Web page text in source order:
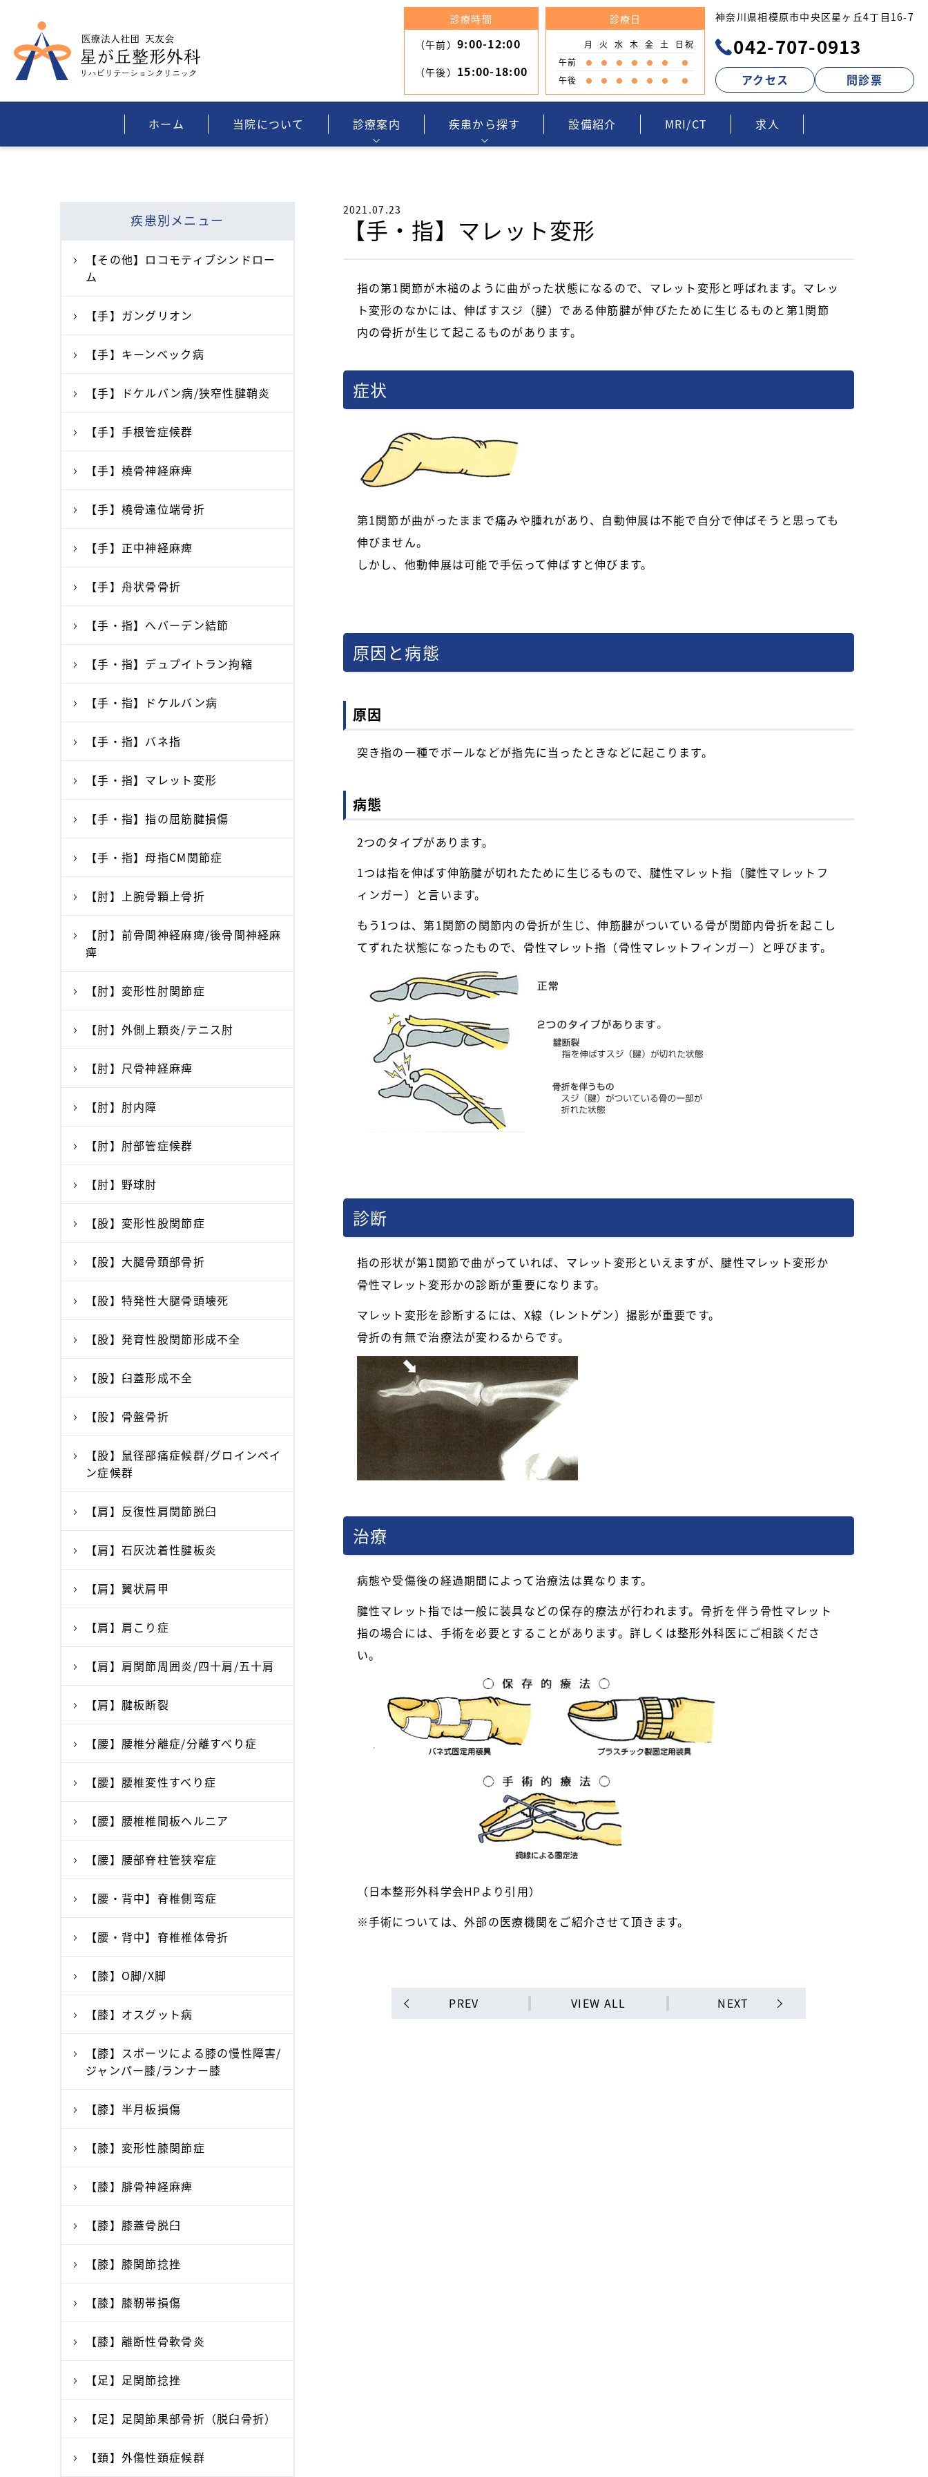
診療時間
（午前）9:00-12:00
（午後） 15:00-18:00
診療日
月 火 水 木 金 土
日祝
午前
午後
神奈川県相模原市中央区星ヶ丘4丁目16-7
042-707-0913
アクセス 問診票
ホーム 当院について 診療案内 疾患から探す 設備紹介 MRI/CT 求人
2021.07.23
【手・指】マレット変形
指の第1関節が木槌のように曲がった状態になるので、マレット変形と呼ばれます。マレッ
ト変形のなかには、伸ばすスジ（腱）である伸筋腱が伸びたために生じるものと第1関節
内の骨折が生じて起こるものがあります。
症状
第1関節が曲がったままで痛みや腫れがあり、自動伸展は不能で自分で伸ばそうと思っても
伸びません。
しかし、他動伸展は可能で手伝って伸ばすと伸びます。
原因と病態
原因
突き指の一種でボールなどが指先に当ったときなどに起こります。
病態
2つのタイプがあります。
1つは指を伸ばす伸筋腱が切れたために生じるもので、腱性マレット指（腱性マレットフ
ィンガー）と言います。
もう1つは、第1関節の関節内の骨折が生じ、伸筋腱がついている骨が関節内骨折を起こし
てずれた状態になったもので、骨性マレット指（骨性マレットフィンガー）と呼びます。
診断
指の形状が第1関節で曲がっていれば、マレット変形といえますが、腱性マレット変形か
骨性マレット変形かの診断が重要になります。
マレット変形を診断するには、X線（レントゲン）撮影が重要です。
骨折の有無で治療法が変わるからです。
治療
病態や受傷後の経過期間によって治療法は異なります。
腱性マレット指では一般に装具などの保存的療法が行われます。骨折を伴う骨性マレット
指の場合には、手術を必要とすることがあります。詳しくは整形外科医にご相談くださ
い。
（日本整形外科学会HPより引用）
※手術については、外部の医療機関をご紹介させて頂きます。
PREV VIEW ALL NEXT
疾患別メニュー
【その他】ロコモティブシンドロー
ム
【手】ガングリオン
【手】キーンベック病
【手】ドケルバン病/狭窄性腱鞘炎
【手】手根管症候群
【手】橈骨神経麻痺
【手】橈骨遠位端骨折
【手】正中神経麻痺
【手】舟状骨骨折
【手・指】へバーデン結節
【手・指】デュプイトラン拘縮
【手・指】ドケルバン病
【手・指】バネ指
【手・指】マレット変形
【手・指】指の屈筋腱損傷
【手・指】母指CM関節症
【肘】上腕骨顆上骨折
【肘】前骨間神経麻痺/後骨間神経麻
痺
【肘】変形性肘関節症
【肘】外側上顆炎/テニス肘
【肘】尺骨神経麻痺
【肘】肘内障
【肘】肘部管症候群
【肘】野球肘
【股】変形性股関節症
【股】大腿骨頚部骨折
【股】特発性大腿骨頭壊死
【股】発育性股関節形成不全
【股】臼蓋形成不全
【股】骨盤骨折
【股】鼠径部痛症候群/グロインペイ
ン症候群
【肩】反復性肩関節脱臼
【肩】石灰沈着性腱板炎
【肩】翼状肩甲
【肩】肩こり症
【肩】肩関節周囲炎/四十肩/五十肩
【肩】腱板断裂
【腰】腰椎分離症/分離すべり症
【腰】腰椎変性すべり症
【腰】腰椎椎間板ヘルニア
【腰】腰部脊柱管狭窄症
【腰・背中】脊椎側弯症
【腰・背中】脊椎椎体骨折
【膝】O脚/X脚
【膝】オスグット病
【膝】スポーツによる膝の慢性障害/
ジャンパー膝/ランナー膝
【膝】半月板損傷
【膝】変形性膝関節症
【膝】腓骨神経麻痺
【膝】膝蓋骨脱臼
【膝】膝関節捻挫
【膝】膝靭帯損傷
【膝】離断性骨軟骨炎
【足】足関節捻挫
【足】足関節果部骨折（脱臼骨折）
【頚】外傷性頚症候群